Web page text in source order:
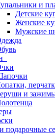
и
Детские
Женские
Мужские
и
подарочные